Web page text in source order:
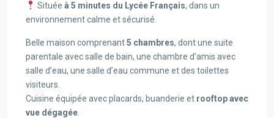
Située à 5 minutes du Lycée Français, dans un
environnement calme et sécurisé.
Belle maison comprenant5 chambres, dont une suite
parentale avec salle de bain, une chambre d’amis avec
salle d’eau, une salle d’eau commune et des toilettes
visiteurs.
Cuisine équipée avec placards, buanderie et rooftop avec
vue dégagée